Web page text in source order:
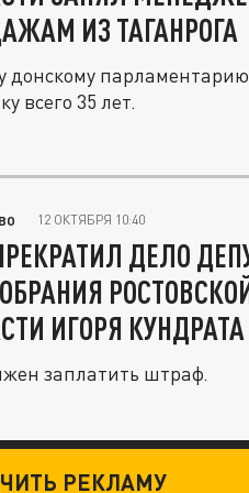
ИЗ ТАГАНРОГА
донскому
всего 35 лет.
12 ОКТЯБРЯ 10:40
ДЕЛО
ИГОРЯ КУНДРАТА
заплатить штраф.
РЕКЛАМУ